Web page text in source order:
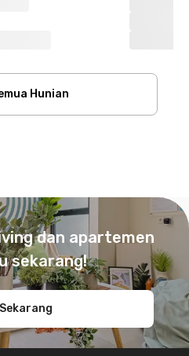
Hunian
dan apartemen
sekarang!